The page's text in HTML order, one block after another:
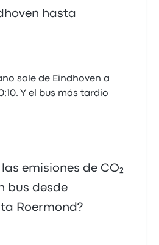
hasta
sale de Eindhoven a
Y el bus más tardío
emisiones de CO₂
bus desde
Roermond?